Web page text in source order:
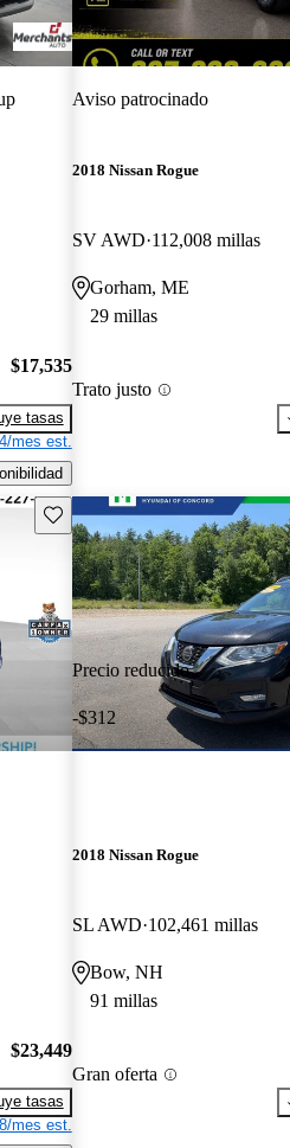
$17,535
tasas
mes est.
Aviso patrocinado
2018 Nissan Rogue
SV AWD 112,008 millas
Gorham, ME
29 millas
Trato justo
Guarda este Aviso
$23,449
tasas
mes est.
Precio reducido
-$312
2018 Nissan Rogue
SL AWD 102,461 millas
Bow, NH
91 millas
Gran oferta